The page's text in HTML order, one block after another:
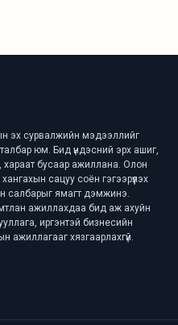
эх сурвалжийн мэдээллийг
юм. Бид үндэсний эрх ашиг,
хараат бусаар ажиллана. Олон
сацуу соён гэгээрүүлэх
салбарыг ямагт дэмжинэ.
ажиллахдаа бид аж ахуйн
иргэнтэй бизнесийн
ажиллагааг хязгаарлахгүй.